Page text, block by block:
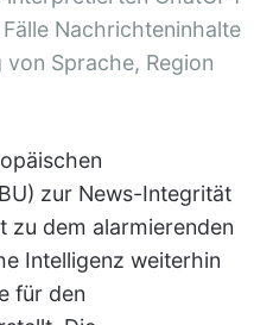
Nachrichteninhalte
Sprache, Region
zur News-Integrität
dem alarmierenden
Intelligenz weiterhin
für den